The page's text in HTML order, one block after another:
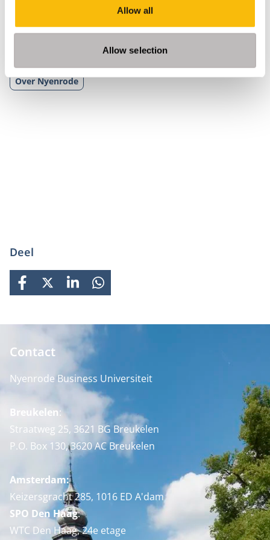
Allow all
Allow selection
Over Nyenrode
Deel
FACEBOOK
X LINKEDINWHATSAPP
Contact
Nyenrode Business Universiteit
Breukelen:
Straatweg 25, 3621 BG Breukelen
P.O. Box 130, 3620 AC Breukelen
Amsterdam:
Keizersgracht 285, 1016 ED A'dam
SPO Den Haag:
WTC Den Haag, 24e etage